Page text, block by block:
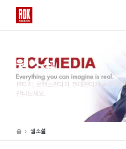
웹소설
판타지, 로맨스판타지, 현대판타지 등 다양
만나보세요.
홈 › 웹소설